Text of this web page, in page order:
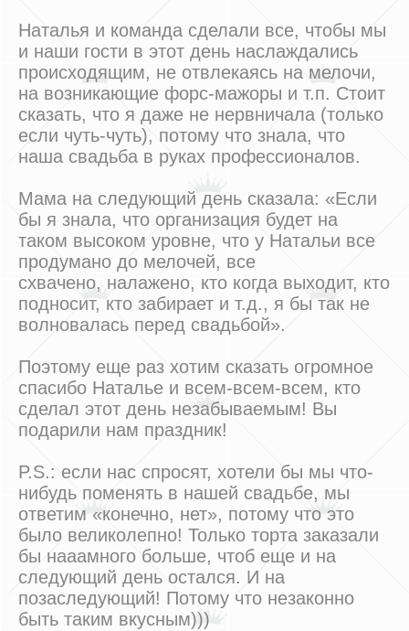
Наталья и команда сделали все, чтобы мы
и наши гости в этот день наслаждались
происходящим, не отвлекаясь на мелочи,
на возникающие форс-мажоры и т.п. Стоит
сказать, что я даже не нервничала (только
если чуть-чуть), потому что знала, что
наша свадьба в руках профессионалов.
Мама на следующий день сказала: «Если
бы я знала, что организация будет на
таком высоком уровне, что у Натальи все
продумано до мелочей, все
схвачено, налажено, кто когда выходит, кто
подносит, кто забирает и т.д., я бы так не
волновалась перед свадьбой».
Поэтому еще раз хотим сказать огромное
спасибо Наталье и всем-всем-всем, кто
сделал этот день незабываемым! Вы
подарили нам праздник!
P.S.: если нас спросят, хотели бы мы что-
нибудь поменять в нашей свадьбе, мы
ответим «конечно, нет», потому что это
было великолепно! Только торта заказали
бы нааамного больше, чтоб еще и на
следующий день остался. И на
позаследующий! Потому что незаконно
быть таким вкусным)))